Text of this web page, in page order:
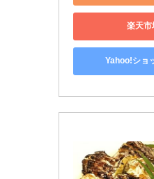
楽天市
Yahoo!ショ